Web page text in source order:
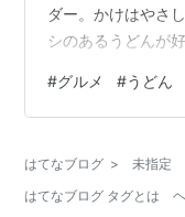
ダー。かけはやさ
シのあるうどんが
なかの美味しさ。
わい。でも回転が
のもいいですね。
#グルメ #うどん
はてなブログ > 未指定
はてなブログ タグとは